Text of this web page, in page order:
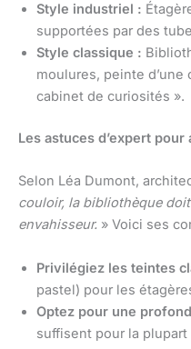
Style industriel :
supportées par des
Style classique :
moulures, peinte
cabinet de curiosités ».
Les astuces d’expert
Selon Léa Dumont,
couloir, la bibliothèque
envahisseur. » Voici ses
Privilégiez les teintes
pastel) pour les
Optez pour une
suffisent pour la